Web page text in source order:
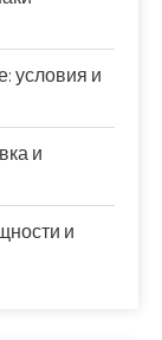
условия и
и
и